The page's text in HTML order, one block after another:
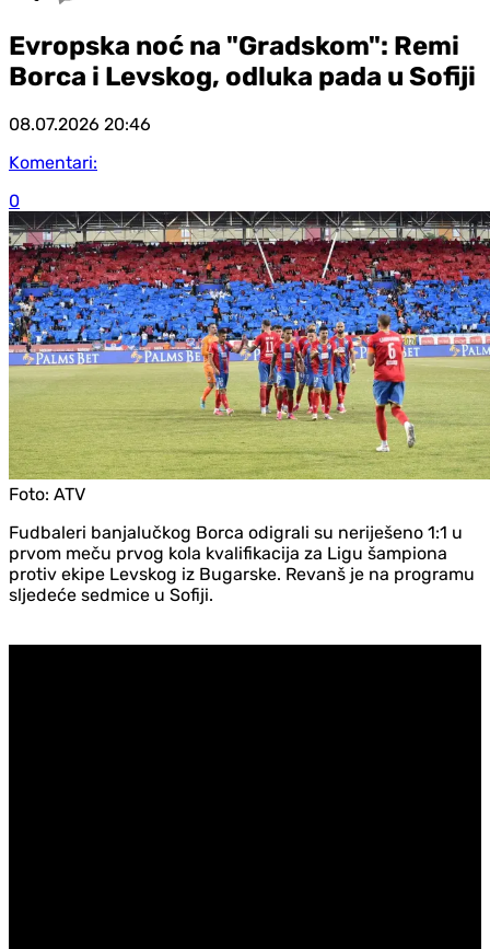
Evropska noć na "Gradskom": Remi
Borca i Levskog, odluka pada u Sofiji
08.07.2026 20:46
Komentari:
0
Foto: ATV
Fudbaleri banjalučkog Borca odigrali su neriješeno 1:1 u
prvom meču prvog kola kvalifikacija za Ligu šampiona
protiv ekipe Levskog iz Bugarske. Revanš je na programu
sljedeće sedmice u Sofiji.